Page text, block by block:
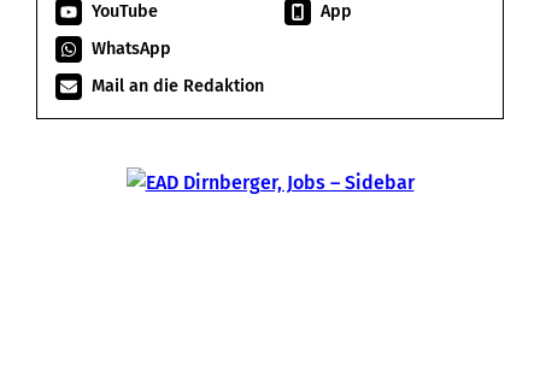
YouTube
App
WhatsApp
Mail an die Redaktion